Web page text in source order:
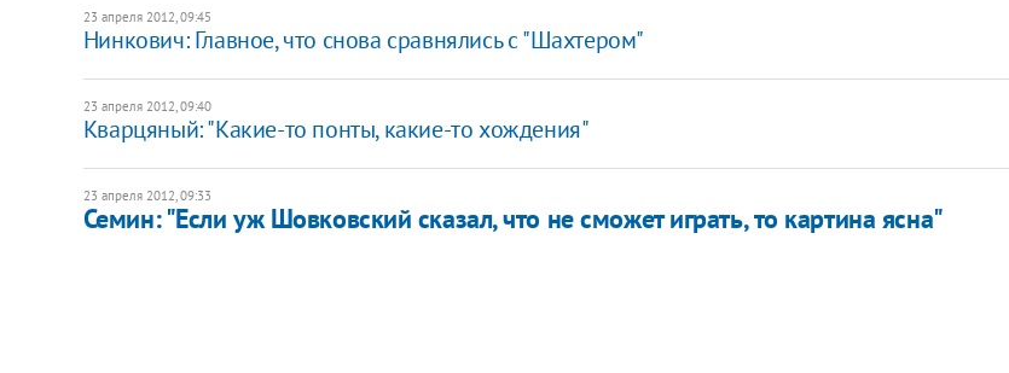
23 апреля 2012, 09:45
Нинкович: Главное, что снова сравнялись с "Шахтером"
23 апреля 2012, 09:40
Кварцяный: "Какие-то понты, какие-то хождения"
23 апреля 2012, 09:33
Семин: "Если уж Шовковский сказал, что не сможет играть, то картина ясна"